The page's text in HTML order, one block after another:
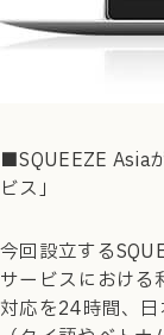
■SQUEEZE Asia
ビス」
今回設立する
サービスにおける
対応を24時間、日